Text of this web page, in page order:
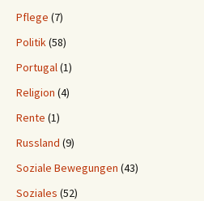
Pflege (7)
Politik(58)
Portugal(1)
Religion (4)
Rente (1)
Russland (9)
Soziale Bewegungen (43)
Soziales (52)